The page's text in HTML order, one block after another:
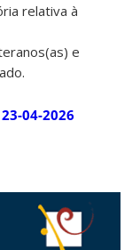
relativa à
e
04-2026